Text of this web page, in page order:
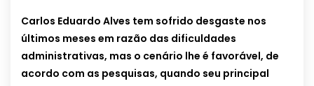
Carlos Eduardo Alves tem sofrido desgaste nos
últimos meses em razão das dificuldades
administrativas, mas o cenário lhe é favorável, de
acordo com as pesquisas, quando seu principal